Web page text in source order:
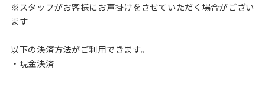
※スタッフがお客様にお声掛けをさせていただく場合がござい
ます
以下の決済方法がご利用できます。
・現金決済